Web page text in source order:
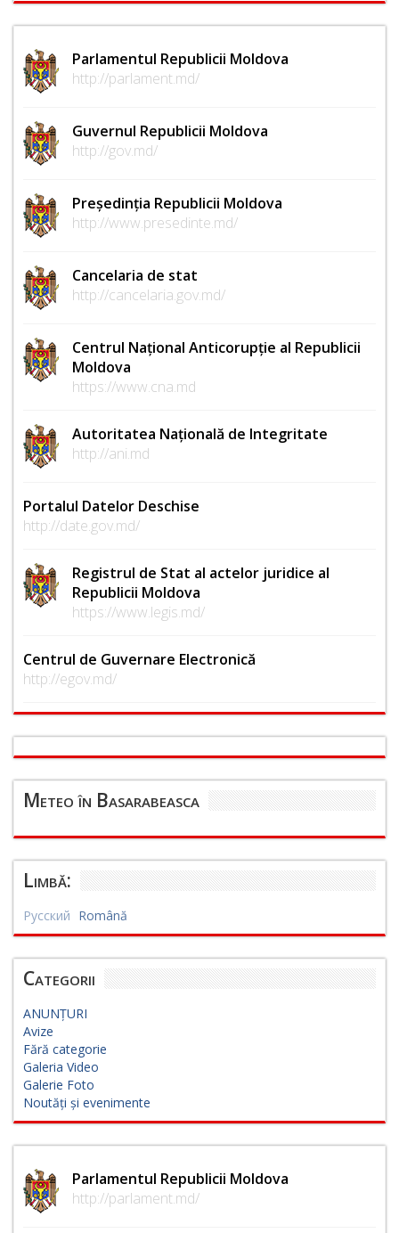
Parlamentul Republicii Moldova
http://parlament.md/
Guvernul Republicii Moldova
http://gov.md/
Președinția Republicii Moldova
http://www.presedinte.md/
Cancelaria de stat
http://cancelaria.gov.md/
Centrul Național Anticorupție al Republicii
Moldova
https://www.cna.md
Autoritatea Națională de Integritate
http://ani.md
Portalul Datelor Deschise
http://date.gov.md/
Registrul de Stat al actelor juridice al
Republicii Moldova
https://www.legis.md/
Centrul de Guvernare Electronică
http://egov.md/
Meteo în Basarabeasca
Limbă:
Русский Română
Categorii
ANUNȚURI
Avize
Fără categorie
Galeria Video
Galerie Foto
Noutăți și evenimente
Parlamentul Republicii Moldova
http://parlament.md/